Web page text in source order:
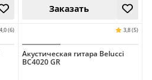
Акустическая гитара Belucci
BC4020 GR